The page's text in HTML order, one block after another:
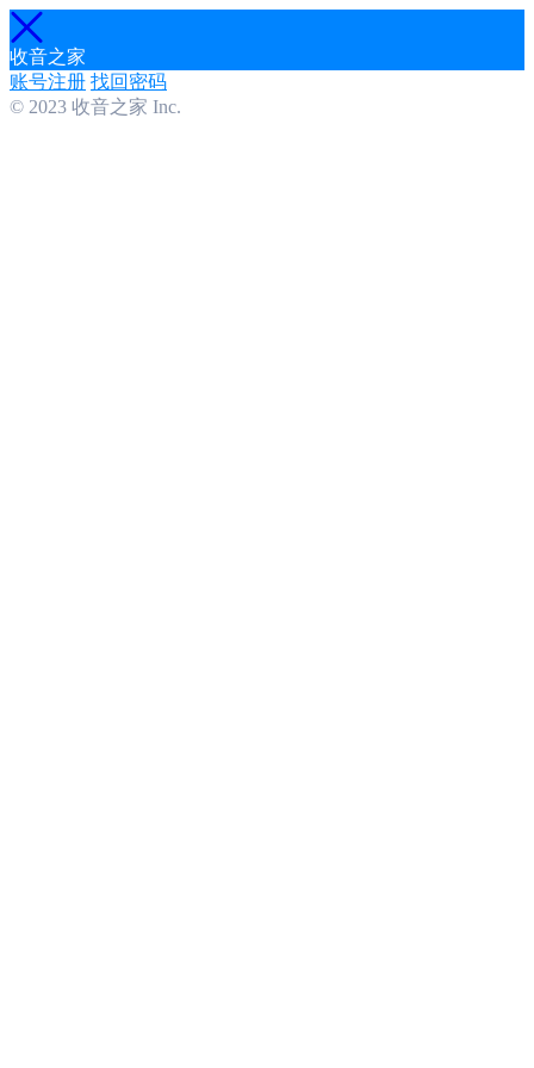
收音之家
账号注册 找回密码
© 2023 收音之家 Inc.